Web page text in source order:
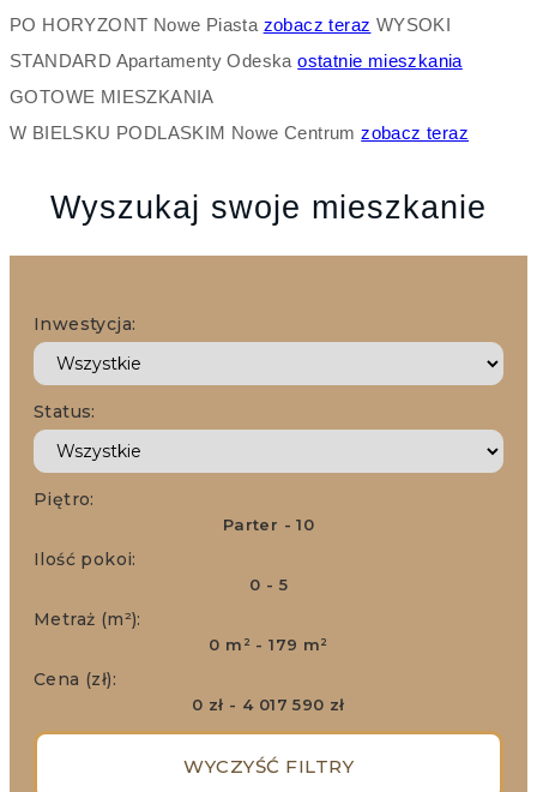
PO HORYZONT Nowe Piasta zobacz teraz WYSOKI
STANDARD Apartamenty Odeska ostatnie mieszkania
GOTOWE MIESZKANIA
W BIELSKU PODLASKIM Nowe Centrum zobacz teraz
Wyszukaj swoje mieszkanie
Inwestycja:
Status:
WYCZYŚĆ FILTRY
Piętro:
Parter - 10
Ilość pokoi:
0 - 5
Metraż (m²):
0 m² - 179 m²
Cena (zł):
0 zł - 4 017 590 zł